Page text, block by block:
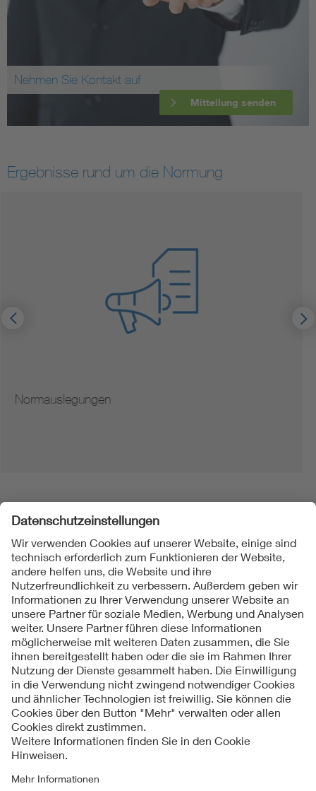
Nehmen Sie Kontakt auf
Mitteilung senden
Ergebnisse rund um die Normung
Hinweise zur Vervielfältigung von Normen
Folgen Sie uns
Kontakt
Impressum
Datenschutzinformationen
Cookie Hinweise
Compliance